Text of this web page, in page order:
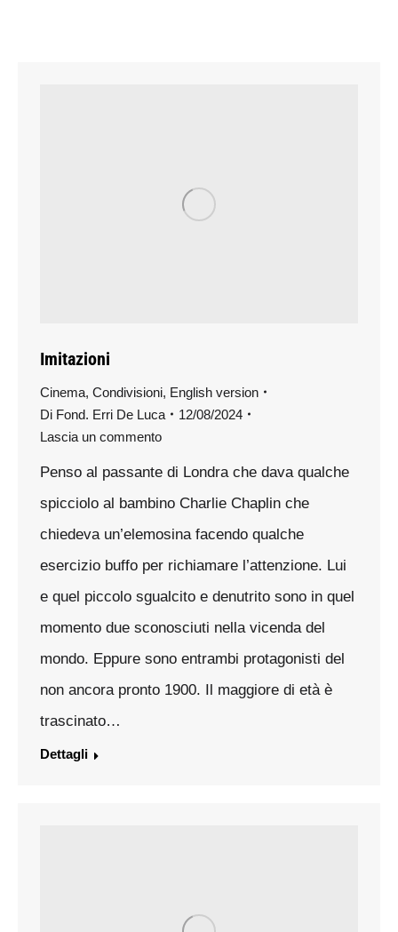
Imitazioni
Cinema, Condivisioni, English version
Di Fond. Erri De Luca
12/08/2024
Lascia un commento
Penso al passante di Londra che dava qualche
spicciolo al bambino Charlie Chaplin che
chiedeva un’elemosina facendo qualche
esercizio buffo per richiamare l’attenzione. Lui
e quel piccolo sgualcito e denutrito sono in quel
momento due sconosciuti nella vicenda del
mondo. Eppure sono entrambi protagonisti del
non ancora pronto 1900. Il maggiore di età è
trascinato…
Dettagli